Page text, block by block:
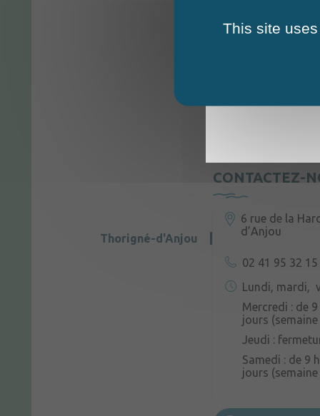
CONTACTEZ-
Thorigné-d'Anjou
6 rue de la
d’Anjou
02 41 95 32 15
Lundi, mardi,
Mercredi : de
jours (semaine
Jeudi :
Samedi : de 9
jours
This site